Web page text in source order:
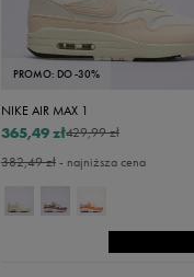
PROMO: DO -30%
NIKE AIR MAX 1
429,99 zł
365,49 zł
382,49 zł- najniższa cena